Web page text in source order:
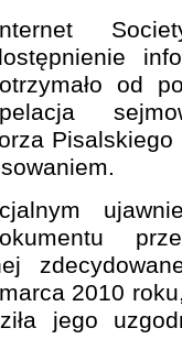
od
Pisalskiego
2010
jego